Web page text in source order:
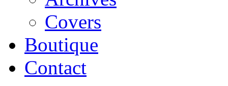
Covers
Boutique
Contact